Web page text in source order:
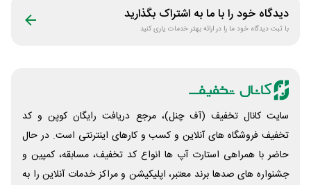
دیدگاه خود را با ما به اشتراک بگذارید
با ثبت دیدگاه خود ما را در ارائه بهتر خدمات یاری کنید
سایت کانال تخفیف (آف چنل)، مرجع دریافت رایگان کوپن و کد
تخفیف فروشگاه های آنلاین و کسب و‌ کارهای اینترنتی است. در حال
حاضر با همراهی استارت آپ ها انواع کد تخفیف، مسابقه، کمپین و
جشنواره های صدها برند معتبر، اپلیکیشن و مراکز خدمات آنلاین را به